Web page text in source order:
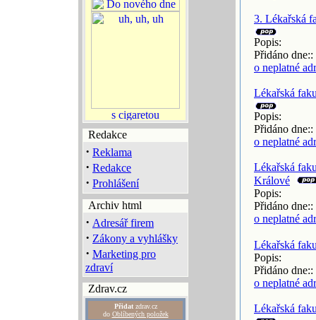
Redakce
· Reklama
· Redakce
· Prohlášení
Archiv html
· Adresář firem
· Zákony a vyhlášky
· Marketing pro
zdraví
Zdrav.cz
Přidatzdrav.cz
do Oblíbených položek
3. Lékařská
Popis:
Přidáno
o neplatné
Lékařská
Popis:
Přidáno
o neplatné
Lékařská
Králové
Popis:
Přidáno
o neplatné
Lékařská
Popis:
Přidáno
o neplatné
Lékařská